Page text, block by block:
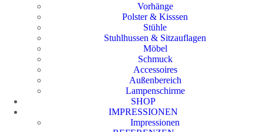
Vorhänge
Polster & Kisssen
Stühle
Stuhlhussen & Sitzauflagen
Möbel
Schmuck
Accessoires
Außenbereich
Lampenschirme
SHOP
IMPRESSIONEN
Impressionen